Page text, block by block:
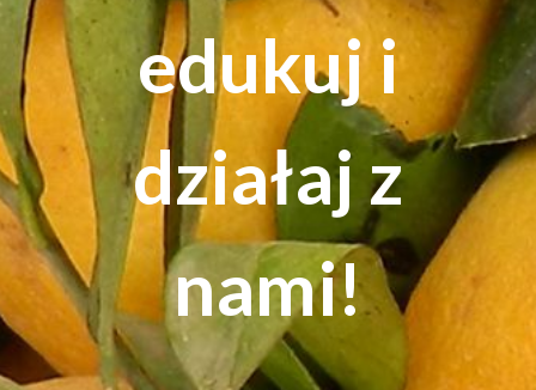
edukuj i
działaj z
nami!